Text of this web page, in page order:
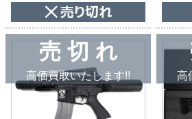
売 切 れ
高価買取いたします!! 高